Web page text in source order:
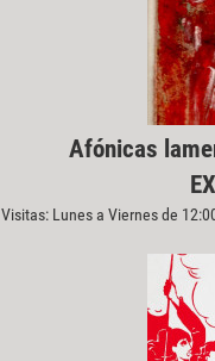
Afónicas
Visitas: Lunes a Viernes de